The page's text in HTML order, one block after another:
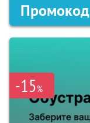
Промокод
-15%